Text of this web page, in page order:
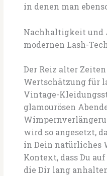
in denen man
Nachhaltigkeit und
modernen Lash-
Der Reiz alter
Wertschätzung für
Vintage-
glamourösen
wird so angesetzt,
in Dein natürliches
Kontext, dass Du
die Dir lang